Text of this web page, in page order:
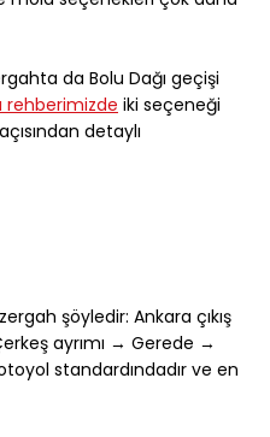
da Bolu Dağı geçişi
rehberimizde iki seçeneği
detaylı
şöyledir: Ankara çıkış
ayrımı → Gerede →
standardındadır ve en